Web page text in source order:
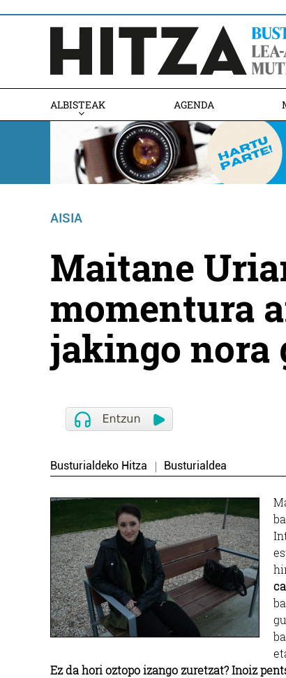
ALBISTEAK AGENDA
AISIA
Maitane
momentura
jakingo nora
Busturialdeko Hitza Busturialdea
Ez da hori oztopo izango zuretzat? Inoiz